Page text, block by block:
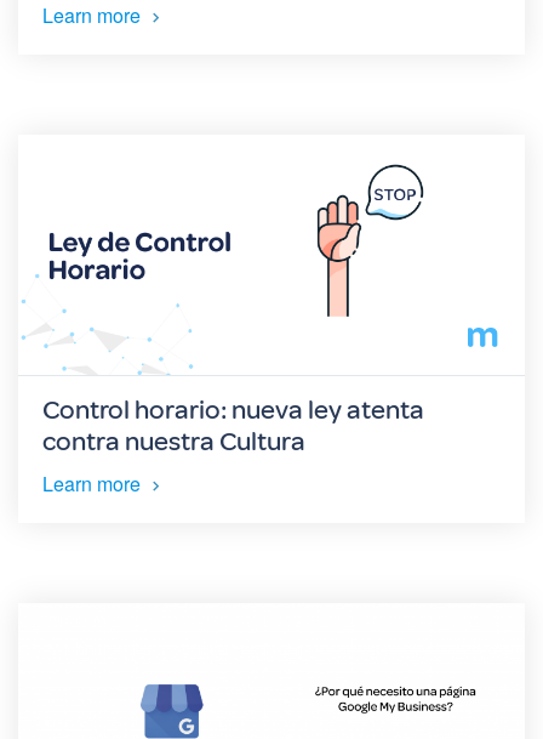
Learn more
Control horario: nueva ley atenta
contra nuestra Cultura
Learn more